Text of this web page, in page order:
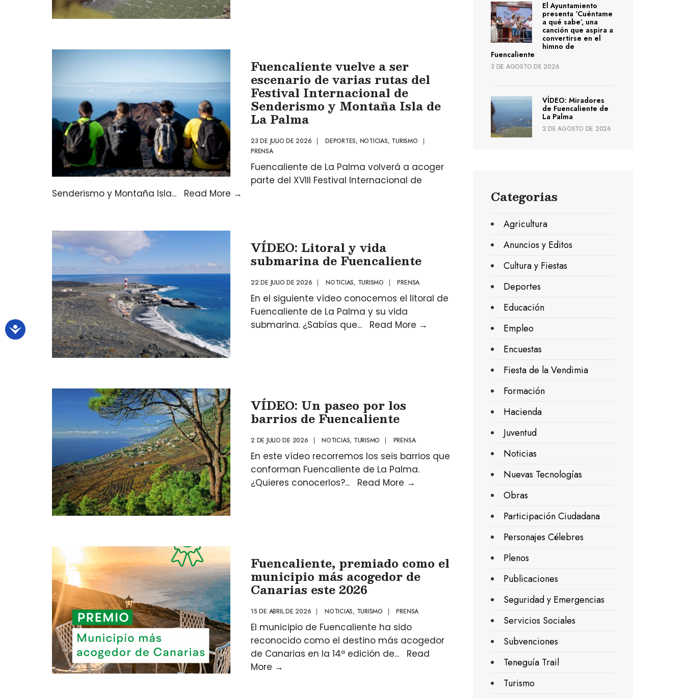
Fuencaliente vuelve a ser
escenario de varias rutas del
Festival Internacional de
Senderismo y Montaña Isla de
La Palma
23 DE JULIO DE 2026 | DEPORTES, NOTICIAS, TURISMO
|
PRENSA
Fuencaliente de La Palma volverá a acoger
parte del XVIII Festival Internacional de
Senderismo y Montaña Isla... Read More →
VÍDEO: Litoral y vida
submarina de Fuencaliente
22 DE JULIO DE 2026 | NOTICIAS, TURISMO | PRENSA
En el siguiente vídeo conocemos el litoral de
Fuencaliente de La Palma y su vida
submarina. ¿Sabías que... Read More →
VÍDEO: Un paseo por los
barrios de Fuencaliente
2 DE JULIO DE 2026 | NOTICIAS, TURISMO | PRENSA
En este vídeo recorremos los seis barrios que
conforman Fuencaliente de La Palma.
¿Quieres conocerlos?... Read More →
Fuencaliente, premiado como el
municipio más acogedor de
Canarias este 2026
15 DE ABRIL DE 2026 | NOTICIAS, TURISMO | PRENSA
El municipio de Fuencaliente ha sido
reconocido como el destino más acogedor
de Canarias en la 14ª edición de...
Read
More →
El Ayuntamiento
presenta ‘Cuéntame
a qué sabe’, una
canción que aspira a
convertirse en el
himno de
Fuencaliente
3 DE AGOSTO DE 2026
VÍDEO: Miradores
de Fuencaliente de
La Palma
2 DE AGOSTO DE 2026
Categorias
Agricultura
Anuncios y Editos
Cultura y Fiestas
Deportes
Educación
Empleo
Encuestas
Fiesta de la Vendimia
Formación
Hacienda
Juventud
Noticias
Nuevas Tecnologías
Obras
Participación Ciudadana
Personajes Célebres
Plenos
Publicaciones
Seguridad y Emergencias
Servicios Sociales
Subvenciones
Teneguía Trail
Turismo